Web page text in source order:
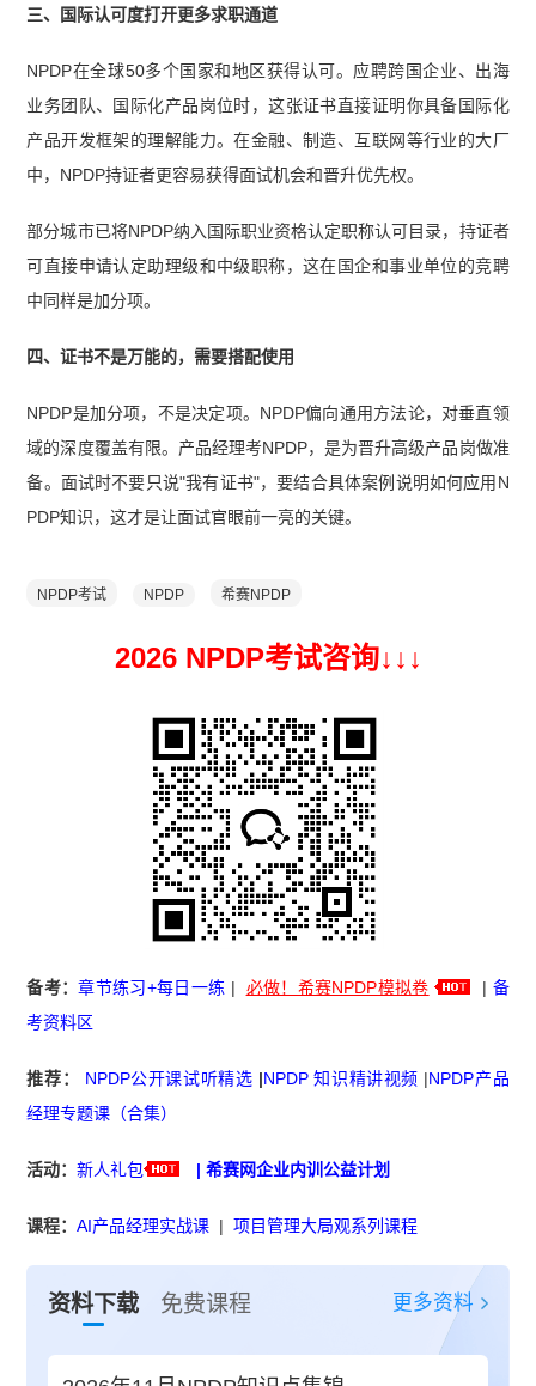
三、国际认可度打开更多求职通道
NPDP在全球50多个国家和地区获得认可。应聘跨国企业、出海
业务团队、国际化产品岗位时，这张证书直接证明你具备国际化
产品开发框架的理解能力。在金融、制造、互联网等行业的大厂
中，NPDP持证者更容易获得面试机会和晋升优先权。
部分城市已将NPDP纳入国际职业资格认定职称认可目录，持证者
可直接申请认定助理级和中级职称，这在国企和事业单位的竞聘
中同样是加分项。
四、证书不是万能的，需要搭配使用
NPDP是加分项，不是决定项。NPDP偏向通用方法论，对垂直领
域的深度覆盖有限。产品经理考NPDP，是为晋升高级产品岗做准
备。面试时不要只说"我有证书"，要结合具体案例说明如何应用N
PDP知识，这才是让面试官眼前一亮的关键。
NPDP考试 NPDP 希赛NPDP
2026 NPDP考试咨询↓ ↓ ↓
备考：章节练习+每日一练 | 必做！希赛NPDP模拟卷 | 备
考资料区
推荐： NPDP公开课试听精选 |NPDP 知识精讲视频 |NPDP产品
经理专题课（合集）
活动：新人礼包 | 希赛网企业内训公益计划
课程：AI产品经理实战课 |项目管理大局观系列课程
资料下载 免费课程 更多资料